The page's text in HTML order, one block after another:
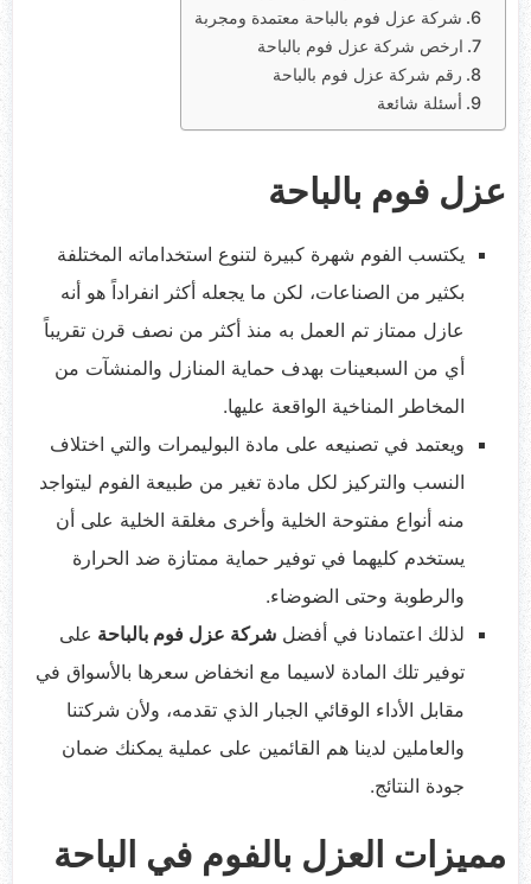
شركة عزل فوم بالباحة معتمدة ومجربة
ارخص شركة عزل فوم بالباحة
رقم شركة عزل فوم بالباحة
أسئلة شائعة
عزل فوم بالباحة
يكتسب الفوم شهرة كبيرة لتنوع استخداماته المختلفة
بكثير من الصناعات، لكن ما يجعله أكثر انفراداً هو أنه
عازل ممتاز تم العمل به منذ أكثر من نصف قرن تقريباً
أي من السبعينات بهدف حماية المنازل والمنشآت من
المخاطر المناخية الواقعة عليها.
ويعتمد في تصنيعه على مادة البوليمرات والتي اختلاف
النسب والتركيز لكل مادة تغير من طبيعة الفوم ليتواجد
منه أنواع مفتوحة الخلية وأخرى مغلقة الخلية على أن
يستخدم كليهما في توفير حماية ممتازة ضد الحرارة
والرطوبة وحتى الضوضاء.
لذلك اعتمادنا في أفضل شركة عزل فوم بالباحة على
توفير تلك المادة لاسيما مع انخفاض سعرها بالأسواق في
مقابل الأداء الوقائي الجبار الذي تقدمه، ولأن شركتنا
والعاملين لدينا هم القائمين على عملية يمكنك ضمان
جودة النتائج.
مميزات العزل بالفوم في الباحة